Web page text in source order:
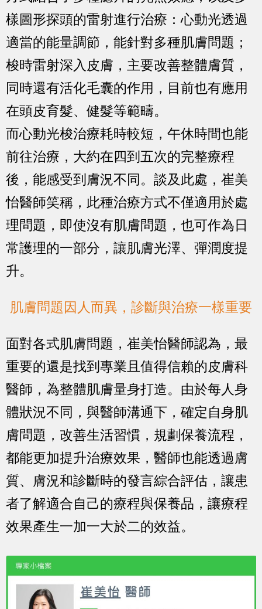
樣圖形探頭的雷射進行治療：心動光透過
適當的能量調節，能針對多種肌膚問題；
梭時雷射深入皮膚，主要改善整體膚質，
同時還有活化毛囊的作用，目前也有應用
在頭皮育髮、健髮等範疇。
而心動光梭治療耗時較短，午休時間也能
前往治療，大約在四到五次的完整療程
後，能感受到膚況不同。談及此處，崔美
怡醫師笑稱，此種治療方式不僅適用於處
理問題，即使沒有肌膚問題，也可作為日
常護理的一部分，讓肌膚光澤、彈潤度提
升。
肌膚問題因人而異，診斷與治療一樣重要
面對各式肌膚問題，崔美怡醫師認為，最
重要的還是找到專業且值得信賴的皮膚科
醫師，為整體肌膚量身打造。由於每人身
體狀況不同，與醫師溝通下，確定自身肌
膚問題，改善生活習慣，規劃保養流程，
都能更加提升治療效果，醫師也能透過膚
質、膚況和診斷時的發言綜合評估，讓患
者了解適合自己的療程與保養品，讓療程
效果產生一加一大於二的效益。